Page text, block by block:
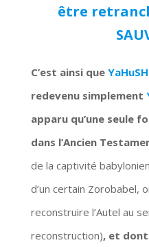
être
C’est ainsi que
redevenu simplement
apparu qu’une seule
dans l’Ancien
de la captivité
d’un certain Zorobabel,
reconstruire l’Autel au
reconstruction), et